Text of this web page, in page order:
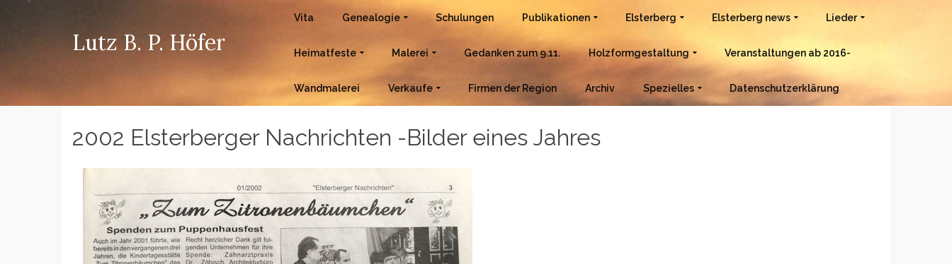
Lutz B. P. Höfer
Vita Genealogie Schulungen Publikationen Elsterberg Elsterberg news Lieder
Heimatfeste Malerei Gedanken zum 9.11. Holzformgestaltung Veranstaltungen ab 2016-
Wandmalerei Verkaufe Firmen der Region Archiv Spezielles Datenschutzerklärung
2002 Elsterberger Nachrichten -Bilder eines Jahres